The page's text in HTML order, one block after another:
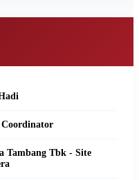
Coordinator
Tambang Tbk - Site